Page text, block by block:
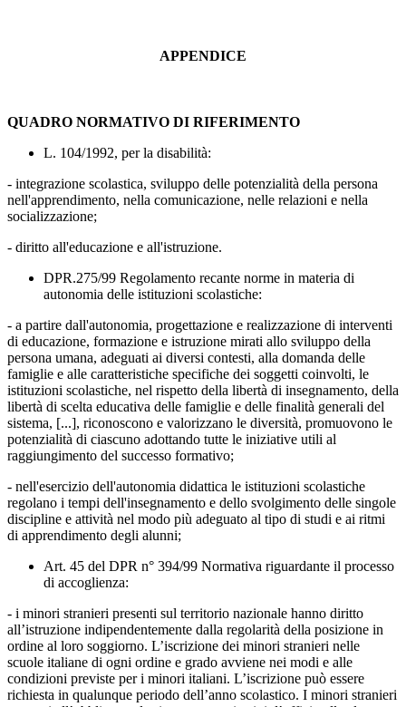
APPENDICE
QUADRO NORMATIVO DI RIFERIMENTO
L. 104/1992, per la disabilità:
- integrazione scolastica, sviluppo delle potenzialità della persona
nell'apprendimento, nella comunicazione, nelle relazioni e nella
socializzazione;
- diritto all'educazione e all'istruzione.
DPR.275/99 Regolamento recante norme in materia di
autonomia delle istituzioni scolastiche:
- a partire dall'autonomia, progettazione e realizzazione di interventi
di educazione, formazione e istruzione mirati allo sviluppo della
persona umana, adeguati ai diversi contesti, alla domanda delle
famiglie e alle caratteristiche specifiche dei soggetti coinvolti, le
istituzioni scolastiche, nel rispetto della libertà di insegnamento, della
libertà di scelta educativa delle famiglie e delle finalità generali del
sistema, [...], riconoscono e valorizzano le diversità, promuovono le
potenzialità di ciascuno adottando tutte le iniziative utili al
raggiungimento del successo formativo;
- nell'esercizio dell'autonomia didattica le istituzioni scolastiche
regolano i tempi dell'insegnamento e dello svolgimento delle singole
discipline e attività nel modo più adeguato al tipo di studi e ai ritmi
di apprendimento degli alunni;
Art. 45 del DPR n° 394/99 Normativa riguardante il processo
di accoglienza:
- i minori stranieri presenti sul territorio nazionale hanno diritto
all’istruzione indipendentemente dalla regolarità della posizione in
ordine al loro soggiorno. L’iscrizione dei minori stranieri nelle
scuole italiane di ogni ordine e grado avviene nei modi e alle
condizioni previste per i minori italiani. L’iscrizione può essere
richiesta in qualunque periodo dell’anno scolastico. I minori stranieri